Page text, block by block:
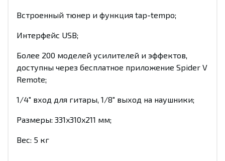
Встроенный тюнер и функция tap-tempo;
Интерфейс USB;
Более 200 моделей усилителей и эффектов,
доступны через бесплатное приложение Spider V
Remote;
1/4" вход для гитары, 1/8" выход на наушники;
Размеры: 331x310x211 мм;
Вес: 5 кг